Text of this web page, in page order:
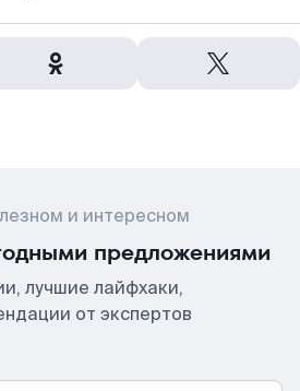
и интересном
предложениями
лучшие лайфхаки,
от экспертов